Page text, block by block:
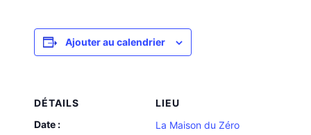
Ajouter au calendrier
DÉTAILS
Date :
LIEU
La Maison du Zéro